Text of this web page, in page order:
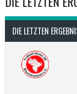
DIE LETZTEN